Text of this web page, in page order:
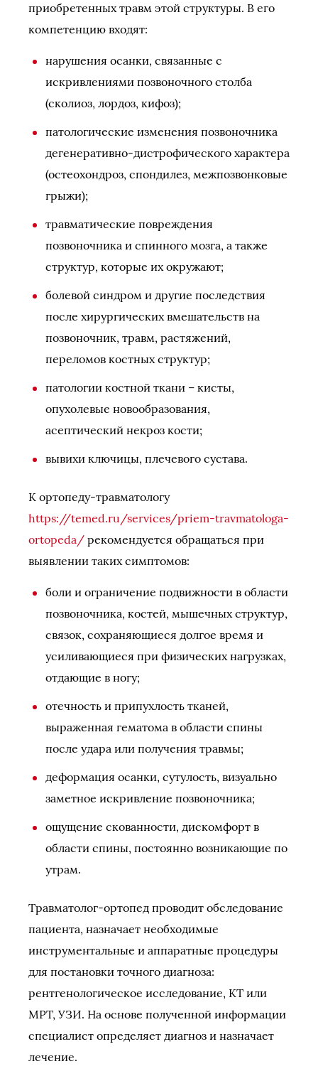
приобретенных травм этой структуры. В его
компетенцию входят:
нарушения осанки, связанные с
искривлениями позвоночного столба
(сколиоз, лордоз, кифоз);
патологические изменения позвоночника
дегенеративно-дистрофического характера
(остеохондроз, спондилез, межпозвонковые
грыжи);
травматические повреждения
позвоночника и спинного мозга, а также
структур, которые их окружают;
болевой синдром и другие последствия
после хирургических вмешательств на
позвоночник, травм, растяжений,
переломов костных структур;
патологии костной ткани – кисты,
опухолевые новообразования,
асептический некроз кости;
вывихи ключицы, плечевого сустава.
К ортопеду-травматологу
https://temed.ru/services/priem-travmatologa-
ortopeda/ рекомендуется обращаться при
выявлении таких симптомов:
боли и ограничение подвижности в области
позвоночника, костей, мышечных структур,
связок, сохраняющиеся долгое время и
усиливающиеся при физических нагрузках,
отдающие в ногу;
отечность и припухлость тканей,
выраженная гематома в области спины
после удара или получения травмы;
деформация осанки, сутулость, визуально
заметное искривление позвоночника;
ощущение скованности, дискомфорт в
области спины, постоянно возникающие по
утрам.
Травматолог-ортопед проводит обследование
пациента, назначает необходимые
инструментальные и аппаратные процедуры
для постановки точного диагноза:
рентгенологическое исследование, КТ или
МРТ, УЗИ. На основе полученной информации
специалист определяет диагноз и назначает
лечение.